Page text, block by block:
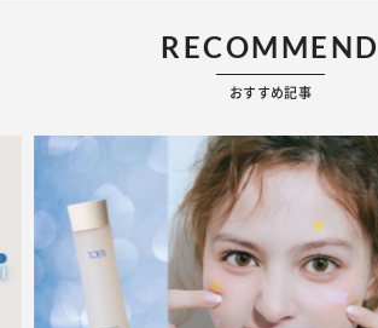
RECOMMEND
おすすめ記事